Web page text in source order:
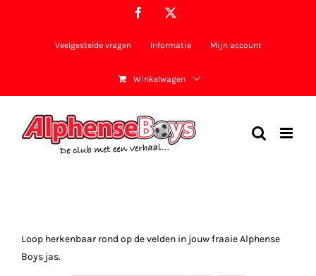
Facebook
Veelgestelde vragen Informatie Mijn account
Winkelwagen
Loop herkenbaar rond op de velden in jouw fraaie Alphense
Boys jas.